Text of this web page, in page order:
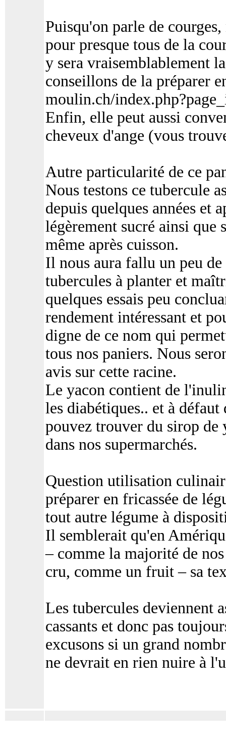
Puisqu'on parle de
pour presque tous de la
y sera vraisemblablement
conseillons de la préparer
moulin.ch/
Enfin, elle peut aussi
cheveux d'ange (vous
Autre particularité de ce
Nous testons ce tubercule
depuis quelques années et
légèrement sucré ainsi que
même après cuisson.
Il nous aura fallu un peu
tubercules à planter et
quelques essais peu
rendement intéressant et
digne de ce nom qui
tous nos paniers. Nous
avis sur cette racine.
Le yacon contient de
les diabétiques.. et à
pouvez trouver du sirop de
dans nos supermarchés.
Question utilisation
préparer en fricassée de
tout autre légume à
Il semblerait qu'en
– comme la majorité de
cru, comme un fruit – sa
Les tubercules deviennent
cassants et donc pas
excusons si un grand
ne devrait en rien nuire à